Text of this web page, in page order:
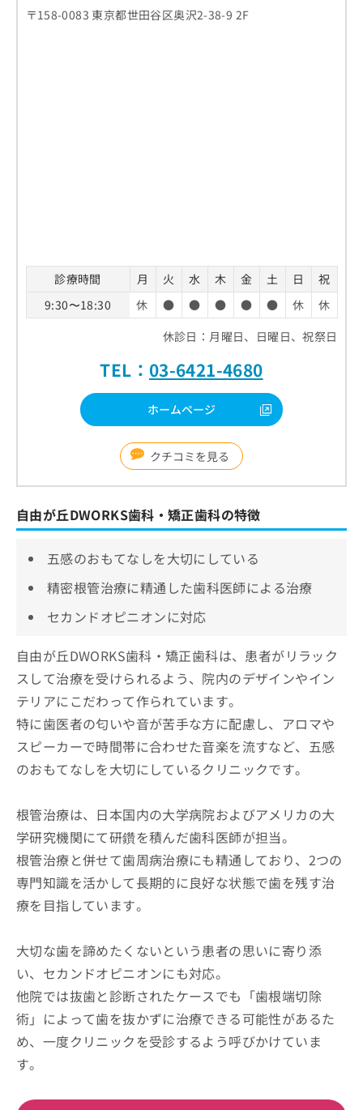
〒158-0083 東京都世田谷区奥沢2-38-9 2F
診療時間 月 火 水 木 金 土 日
祝
9:30〜18:30
休 ● ● ● ● ● 休
休
休診日：月曜日、日曜日、祝祭日
TEL： 03-6421-4680
ホームページ
クチコミを見る
自由が丘DWORKS歯科・矯正歯科の特徴
五感のおもてなしを大切にしている
精密根管治療に精通した歯科医師による治療
セカンドオピニオンに対応
自由が丘DWORKS歯科・矯正歯科は、患者がリラック
スして治療を受けられるよう、院内のデザインやイン
テリアにこだわって作られています。
特に歯医者の匂いや音が苦手な方に配慮し、アロマや
スピーカーで時間帯に合わせた音楽を流すなど、五感
のおもてなしを大切にしているクリニックです。
根管治療は、日本国内の大学病院およびアメリカの大
学研究機関にて研鑽を積んだ歯科医師が担当。
根管治療と併せて歯周病治療にも精通しており、2つの
専門知識を活かして長期的に良好な状態で歯を残す治
療を目指しています。
大切な歯を諦めたくないという患者の思いに寄り添
い、セカンドオピニオンにも対応。
他院では抜歯と診断されたケースでも「歯根端切除
術」によって歯を抜かずに治療できる可能性があるた
め、一度クリニックを受診するよう呼びかけていま
す。